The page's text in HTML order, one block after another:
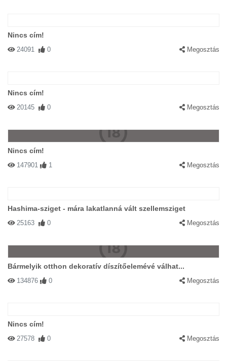
Nincs cím!
24091 0 Megosztás
Nincs cím!
20145 0 Megosztás
Nincs cím!
147901 1 Megosztás
Hashima-sziget - mára lakatlanná vált szellemsziget
25163 0 Megosztás
Bármelyik otthon dekoratív díszítőelemévé válhat...
134876 0 Megosztás
Nincs cím!
27578 0 Megosztás